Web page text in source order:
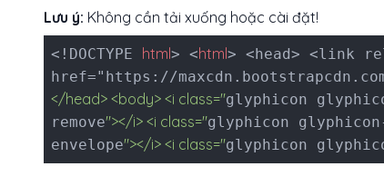
Lưu ý: Không cần tải xuống hoặc cài đặt!
<!DOCTYPE html> <html> <head> <link
href="https://
</head> <body> <i class="glyphicon
remove"></i> <i class="glyphicon
envelope"></i> <i class="glyphicon